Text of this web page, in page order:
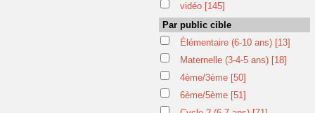
vidéo [145]
Par public cible
Élémentaire (6-10 ans) [13]
Maternelle (3-4-5 ans) [18]
4ème/3ème [50]
6ème/5ème [51]